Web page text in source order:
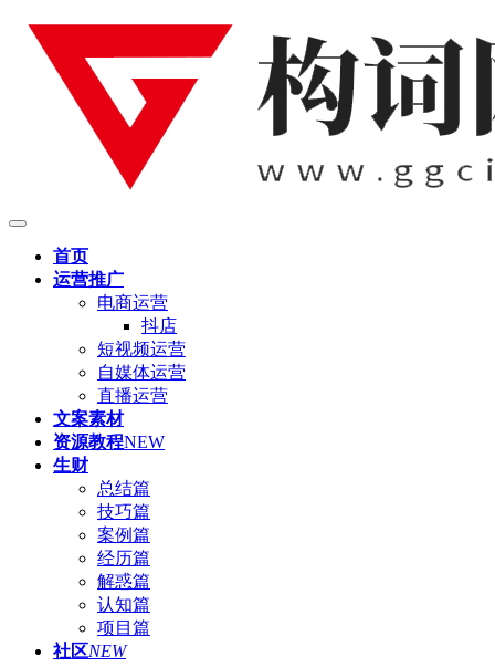
首页
运营推广
电商运营
抖店
短视频运营
自媒体运营
直播运营
文案素材
资源教程NEW
生财
总结篇
技巧篇
案例篇
经历篇
解惑篇
认知篇
项目篇
社区NEW